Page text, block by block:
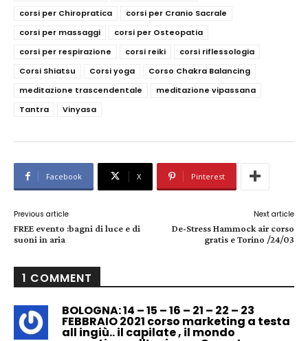
corsi per Chiropratica
corsi per Cranio Sacrale
corsi per massaggi
corsi per Osteopatia
corsi per respirazione
corsi reiki
corsi riflessologia
Corsi Shiatsu
Corsi yoga
Corso Chakra Balancing
meditazione trascendentale
meditazione vipassana
Tantra
Vinyasa
Facebook X Pinterest
Previous article
FREE evento :bagni di luce e di
suoni in aria
Next article
De-Stress Hammock air corso
gratis e Torino /24/03
1 COMMENT
BOLOGNA: 14 – 15 – 16 – 21 – 22 – 23
FEBBRAIO 2021 corso marketing a testa
all ingiù.. il capilate , il mondo